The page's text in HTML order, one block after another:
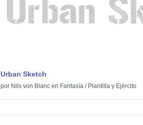
Urban Sketch
por Nils von Blanc en Fantasía / Plantilla y Ejército